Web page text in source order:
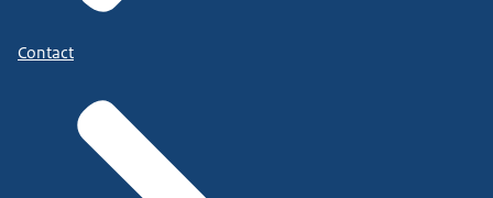
Contact